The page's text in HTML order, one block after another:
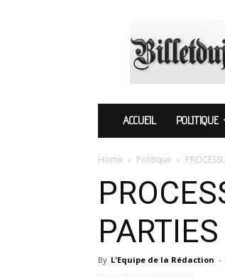
ACCUEIL POLITIQUE
Home Politique
By L'Equipe de la Rédaction -